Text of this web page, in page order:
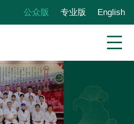
公众版 专业版 English